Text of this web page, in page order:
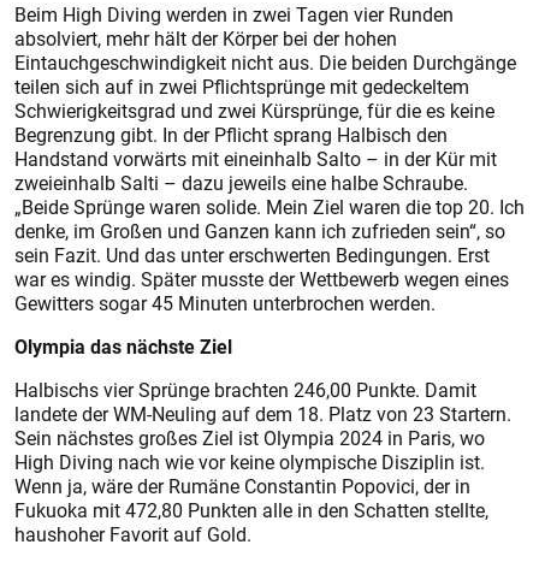
Beim High Diving werden in zwei Tagen vier Runden
absolviert, mehr hält der Körper bei der hohen
Eintauchgeschwindigkeit nicht aus. Die beiden Durchgänge
teilen sich auf in zwei Pflichtsprünge mit gedeckeltem
Schwierigkeitsgrad und zwei Kürsprünge, für die es keine
Begrenzung gibt. In der Pflicht sprang Halbisch den
Handstand vorwärts mit eineinhalb Salto – in der Kür mit
zweieinhalb Salti – dazu jeweils eine halbe Schraube.
„Beide Sprünge waren solide. Mein Ziel waren die top 20. Ich
denke, im Großen und Ganzen kann ich zufrieden sein“, so
sein Fazit. Und das unter erschwerten Bedingungen. Erst
war es windig. Später musste der Wettbewerb wegen eines
Gewitters sogar 45 Minuten unterbrochen werden.
Olympia das nächste Ziel
Halbischs vier Sprünge brachten 246,00 Punkte. Damit
landete der WM-Neuling auf dem 18. Platz von 23 Startern.
Sein nächstes großes Ziel ist Olympia 2024 in Paris, wo
High Diving nach wie vor keine olympische Disziplin ist.
Wenn ja, wäre der Rumäne Constantin ­Popovici, der in
Fukuoka mit 472,80 Punkten alle in den Schatten stellte,
haushoher Favorit auf Gold.